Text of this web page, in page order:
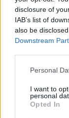
disclosure of
IAB’s list of
also be
Downstream
Personal
I want to
personal
Opted In
2